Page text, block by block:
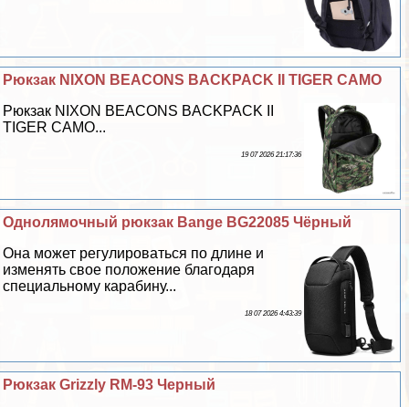
Рюкзак NIXON BEACONS BACKPACK II TIGER CAMO
Рюкзак NIXON BEACONS BACKPACK II
TIGER CAMO...
19 07 2026 21:17:36
Однолямочный рюкзак Bange BG22085 Чёрный
Она может регулироваться по длине и
изменять свое положение благодаря
специальному карабину...
18 07 2026 4:43:39
Рюкзак Grizzly RM-93 Черный